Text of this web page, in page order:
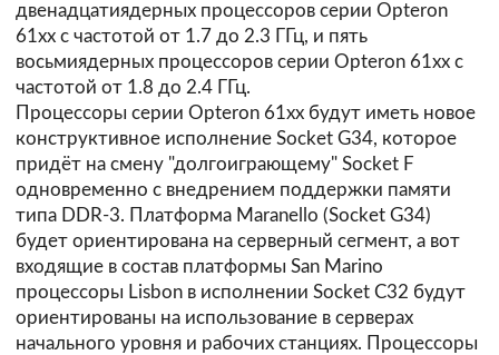
двенадцатиядерных процессоров серии Opteron
61xx с частотой от 1.7 до 2.3 ГГц, и пять
восьмиядерных процессоров серии Opteron 61xx с
частотой от 1.8 до 2.4 ГГц.
Процессоры серии Opteron 61xx будут иметь новое
конструктивное исполнение Socket G34, которое
придёт на смену "долгоиграющему" Socket F
одновременно с внедрением поддержки памяти
типа DDR-3. Платформа Maranello (Socket G34)
будет ориентирована на серверный сегмент, а вот
входящие в состав платформы San Marino
процессоры Lisbon в исполнении Socket C32 будут
ориентированы на использование в серверах
начального уровня и рабочих станциях. Процессоры